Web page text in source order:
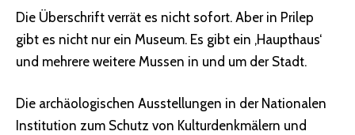
Die Überschrift verrät es nicht sofort. Aber in Prilep
gibt es nicht nur ein Museum. Es gibt ein ‚Haupthaus‘
und mehrere weitere Mussen in und um der Stadt.
Die archäologischen Ausstellungen in der Nationalen
Institution zum Schutz von Kulturdenkmälern und